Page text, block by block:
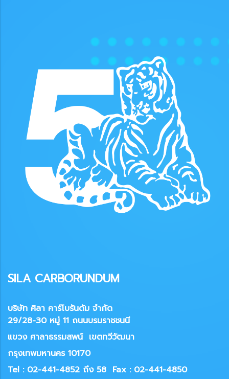
SILA CARBORUNDUM
บริษัท ศิลา คาร์โบรันดัม จำกัด
29/28-30 หมู่ 11 ถนนบรมราชชนนี
แขวง ศาลาธรรมสพน์ เขตทวีวัฒนา
กรุงเทพมหานคร 10170
Tel : 02-441-4852 ถึง 58 Fax : 02-441-4850